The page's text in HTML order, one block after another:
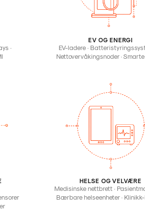
·
EV OG ENERGI
EV-ladere ·
Nettovervåkingsnoder ·
HELSE OG VELVÆRE
Medisinske nettbrett ·
Bærbare helseenheter ·